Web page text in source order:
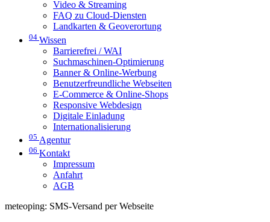
Video & Streaming
FAQ zu Cloud-Diensten
Landkarten & Geoverortung
04 Wissen
Barrierefrei / WAI
Suchmaschinen-Optimierung
Banner & Online-Werbung
Benutzerfreundliche Webseiten
E-Commerce & Online-Shops
Responsive Webdesign
Digitale Einladung
Internationalisierung
05 Agentur
06 Kontakt
Impressum
Anfahrt
AGB
meteoping: SMS-Versand per Webseite